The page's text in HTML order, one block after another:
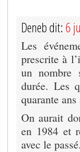
Deneb dit: 6
Les
prescrite à
un nombre
durée. Les
quarante
On aurait
en 1984 et
avec le passé.